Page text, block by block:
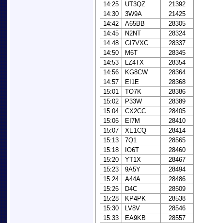
14:25
UT3QZ
21392
14:30
3W9A
21425
14:42
A65BB
28305
14:45
N2NT
28324
14:48
GI7VXC
28337
14:50
M6T
28345
14:53
LZ4TX
28354
14:56
KG8CW
28364
14:57
EI1E
28368
15:01
TO7K
28386
15:02
P33W
28389
15:04
CX2CC
28405
15:06
EI7M
28410
15:07
XE1CQ
28414
15:13
7Q1
28565
15:18
IO6T
28460
15:20
YT1X
28467
15:23
9A5Y
28494
15:24
A44A
28486
15:26
D4C
28509
15:28
KP4PK
28538
15:30
LV8V
28546
15:33
EA9KB 28557